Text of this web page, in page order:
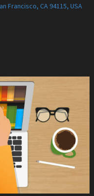
Francisco, CA 94115, USA